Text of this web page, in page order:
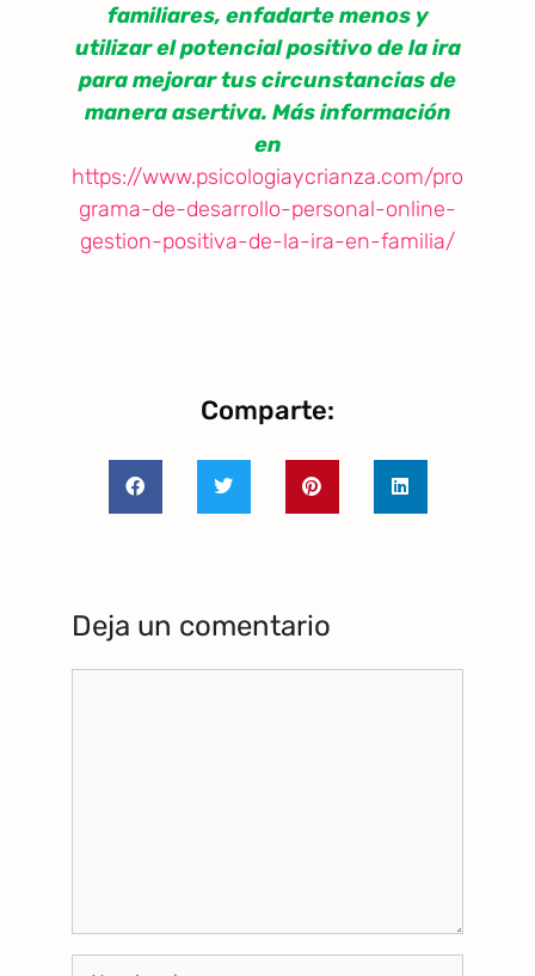
familiares, enfadarte menos y
utilizar el potencial positivo de la ira
para mejorar tus circunstancias de
manera asertiva. Más información
en
https://www.psicologiaycrianza.com/pro
grama-de-desarrollo-personal-online-
gestion-positiva-de-la-ira-en-familia/
Comparte:
Deja un comentario